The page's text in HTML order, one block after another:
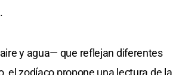
y agua— que reflejan diferentes